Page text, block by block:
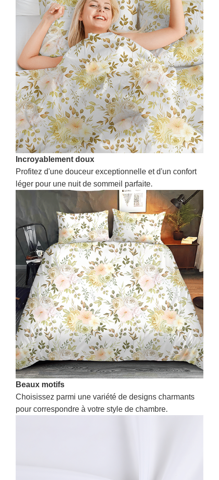
Incroyablement doux
Profitez d'une douceur exceptionnelle et d'un confort
léger pour une nuit de sommeil parfaite.
Beaux motifs
Choisissez parmi une variété de designs charmants
pour correspondre à votre style de chambre.